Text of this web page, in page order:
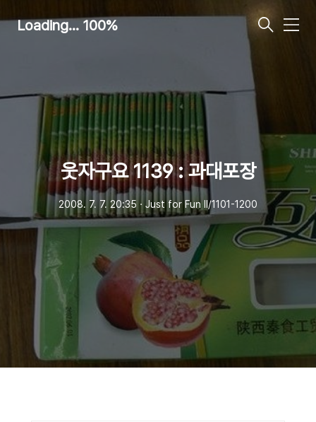
Loading... 100%
메
웃자구요 1139 : 과대포장
2008. 7. 7. 20:35 ㆍ Just for Fun Ⅱ/1101-1200